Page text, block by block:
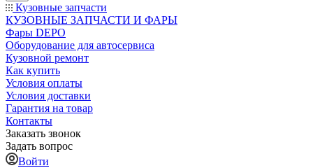
Кузовные запчасти
КУЗОВНЫЕ ЗАПЧАСТИ И ФАРЫ
Фары DEPO
Оборудование для автосервиса
Кузовной ремонт
Как купить
Условия оплаты
Условия доставки
Гарантия на товар
Контакты
Заказать звонок
Задать вопрос
Войти